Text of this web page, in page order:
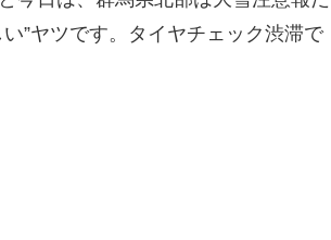
”ヤツです。タイヤチェック渋滞で